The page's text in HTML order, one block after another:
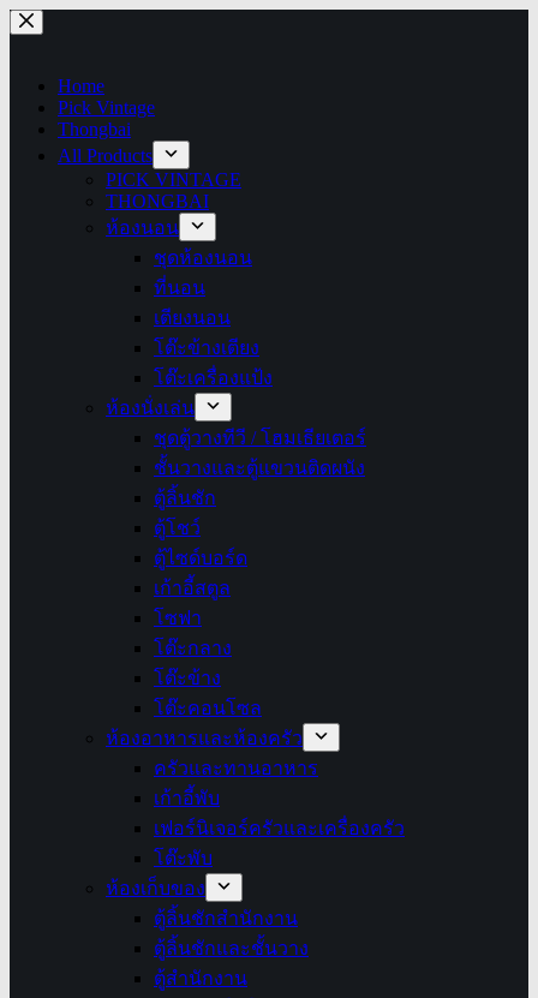
Skip
to
Home
Pick Vintage
Thongbai
All Products
PICK VINTAGE
THONGBAI
ห้องนอน
ชุดห้องนอน
ที่นอน
เตียงนอน
โต๊ะข้างเตียง
โต๊ะเครื่องแป้ง
ห้องนั่งเล่น
ชุดตู้วางทีวี / โฮมเธียเตอร์
ชั้นวางและตู้แขวนติดผนัง
ตู้ลิ้นชัก
ตู้โชว์
ตู้ไซด์บอร์ด
เก้าอี้สตูล
โซฟา
โต๊ะกลาง
โต๊ะข้าง
โต๊ะคอนโซล
ห้องอาหารและห้องครัว
ครัวและทานอาหาร
เก้าอี้พับ
เฟอร์นิเจอร์ครัวและเครื่องครัว
โต๊ะพับ
ห้องเก็บของ
ตู้ลิ้นชักสำนักงาน
ตู้ลิ้นชักและชั้นวาง
ตู้สำนักงาน